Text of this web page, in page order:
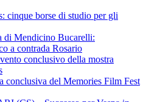
cinque borse di studio per gli
di Mendicino Bucarelli:
a contrada Rosario
conclusivo della mostra
del Memories Film Fest